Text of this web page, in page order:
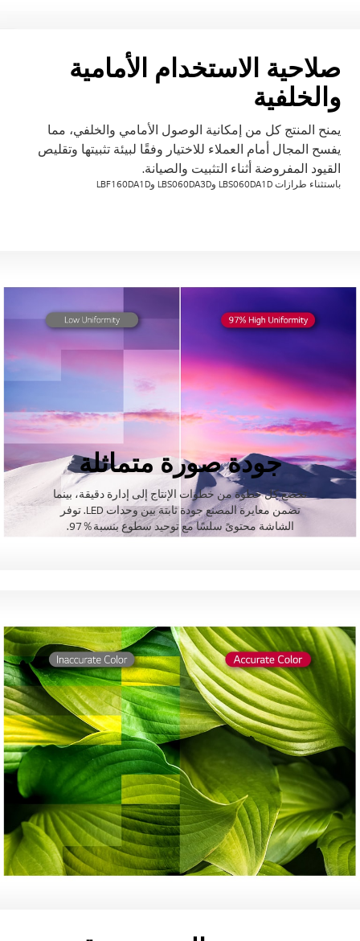
صلاحية الاستخدام الأمامية
والخلفية
يمنح المنتج كل من إمكانية الوصول الأمامي والخلفي، مما
يفسح المجال أمام العملاء للاختيار وفقًا لبيئة تثبيتها وتقليص
القيود المفروضة أثناء التثبيت والصيانة.
باستثناء طرازات LBS060DA1D وLBS060DA3D وLBF160DA1D
جودة صورة متماثلة
تخضع كل خطوة من خطوات الإنتاج إلى إدارة دقيقة، بينما
تضمن معايرة المصنع جودة ثابتة بين وحدات LED. توفر
الشاشة محتوىً سلسًا مع توحيد سطوع بنسبة％97.